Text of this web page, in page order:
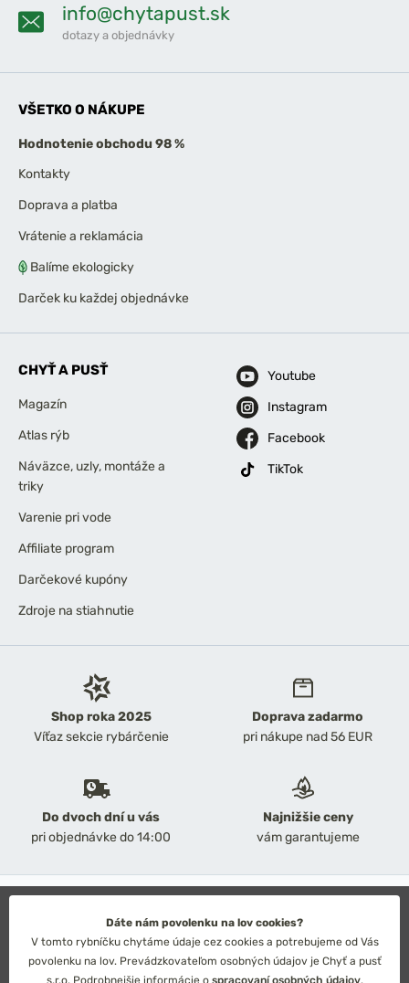
Shop roka 2025
Víťaz sekcie rybárčenie
Doprava zadarmo
pri nákupe nad 56 EUR
Do dvoch dní u vás
pri objednávke do 14:00
Najnižšie ceny
vám garantujeme
info@chytapust.sk
dotazy a objednávky
VŠETKO O NÁKUPE
Hodnotenie obchodu 98 %
Kontakty
Doprava a platba
Vrátenie a reklamácia
Balíme ekologicky
Darček ku každej objednávke
CHYŤ A PUSŤ
Magazín
Atlas rýb
Náväzce, uzly, montáže a
triky
Varenie pri vode
Affiliate program
Darčekové kupóny
Zdroje na stiahnutie
Youtube
Instagram
Facebook
TikTok
Obchodné podmienky
Ochrana osobných údajov
Technické riešenie: Simplia s.r.o.
Strategický dizajn: Petr Široký
Dáte nám povolenku na lov cookies?
V tomto rybníčku chytáme údaje cez cookies a potrebujeme od Vás
povolenku na lov. Prevádzkovateľom osobných údajov je Chyť a pusť
s.r.o. Podrobnejšie informácie o spracovaní osobných údajov.